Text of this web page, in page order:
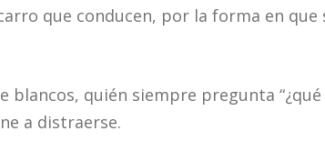
que conducen, por la forma en que
blancos, quién siempre pregunta
a distraerse.